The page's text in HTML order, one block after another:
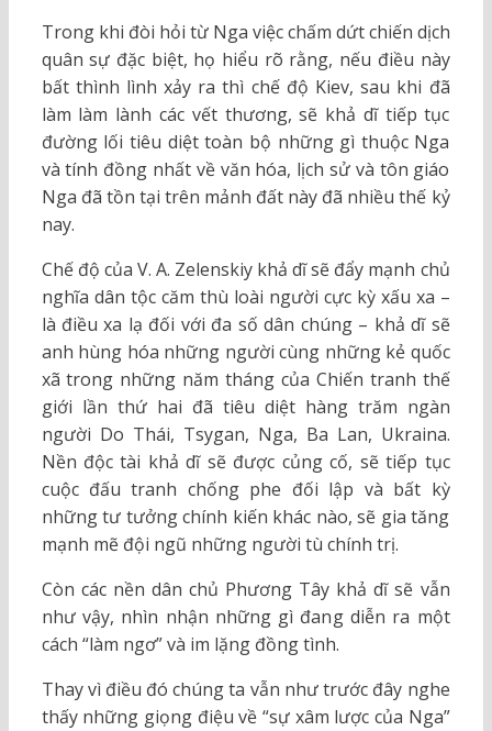
Trong khi đòi hỏi từ Nga việc chấm dứt chiến dịch
quân sự đặc biệt, họ hiểu rõ rằng, nếu điều này
bất thình lình xảy ra thì chế độ Kiev, sau khi đã
làm làm lành các vết thương, sẽ khả dĩ tiếp tục
đường lối tiêu diệt toàn bộ những gì thuộc Nga
và tính đồng nhất về văn hóa, lịch sử và tôn giáo
Nga đã tồn tại trên mảnh đất này đã nhiều thế kỷ
nay.
Chế độ của V. A. Zelenskiy khả dĩ sẽ đẩy mạnh chủ
nghĩa dân tộc căm thù loài người cực kỳ xấu xa –
là điều xa lạ đối với đa số dân chúng – khả dĩ sẽ
anh hùng hóa những người cùng những kẻ quốc
xã trong những năm tháng của Chiến tranh thế
giới lần thứ hai đã tiêu diệt hàng trăm ngàn
người Do Thái, Tsygan, Nga, Ba Lan, Ukraina.
Nền độc tài khả dĩ sẽ được củng cố, sẽ tiếp tục
cuộc đấu tranh chống phe đối lập và bất kỳ
những tư tưởng chính kiến khác nào, sẽ gia tăng
mạnh mẽ đội ngũ những người tù chính trị.
Còn các nền dân chủ Phương Tây khả dĩ sẽ vẫn
như vậy, nhìn nhận những gì đang diễn ra một
cách “làm ngơ” và im lặng đồng tình.
Thay vì điều đó chúng ta vẫn như trước đây nghe
thấy những giọng điệu về “sự xâm lược của Nga”